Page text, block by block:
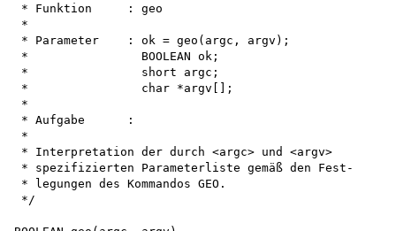
* Funktion     : geo
*
* Parameter    : ok = geo(argc, argv);
*                BOOLEAN ok;
*                short argc;
*                char *argv[];
*
* Aufgabe      :
*
* Interpretation der durch <argc> und <argv>
* spezifizierten Parameterliste gemäß den Fest-
* legungen des Kommandos GEO.
*/